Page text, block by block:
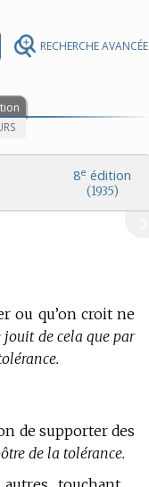
RECHERCHE AVANCÉE
8e édition
(1935)
ou qu’on croit ne
jouit de cela que par
de supporter des
de la tolérance.